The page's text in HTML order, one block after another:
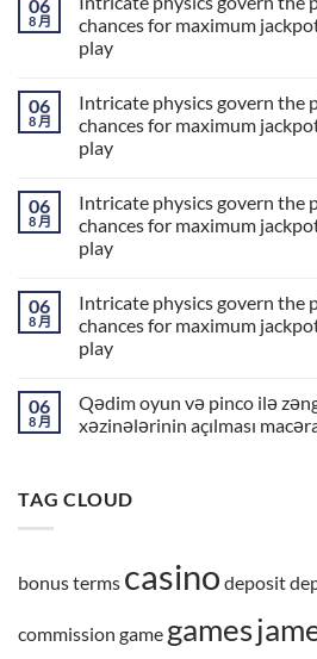
06
8 月
chances for maximum
play
06
8 月
Intricate physics govern the
chances for maximum
play
06
8 月
Intricate physics govern the
chances for maximum
play
06
8 月
Intricate physics govern the
chances for maximum
play
06
8 月
Qədim oyun və pinco ilə
xəzinələrinin açılması
TAG CLOUD
bonus terms casino deposit
commission game games